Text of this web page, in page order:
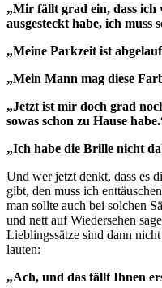
„Mir fällt grad ein, dass ich
ausgesteckt habe, ich muss
„Meine Parkzeit ist
„Mein Mann mag diese
„Jetzt ist mir doch grad
sowas schon zu Hause
„Ich habe die Brille nicht
Und wer jetzt denkt, dass es
gibt, den muss ich
man sollte auch bei solchen
und nett auf Wiedersehen
Lieblingssätze sind dann
lauten:
„Ach, und das fällt Ihnen